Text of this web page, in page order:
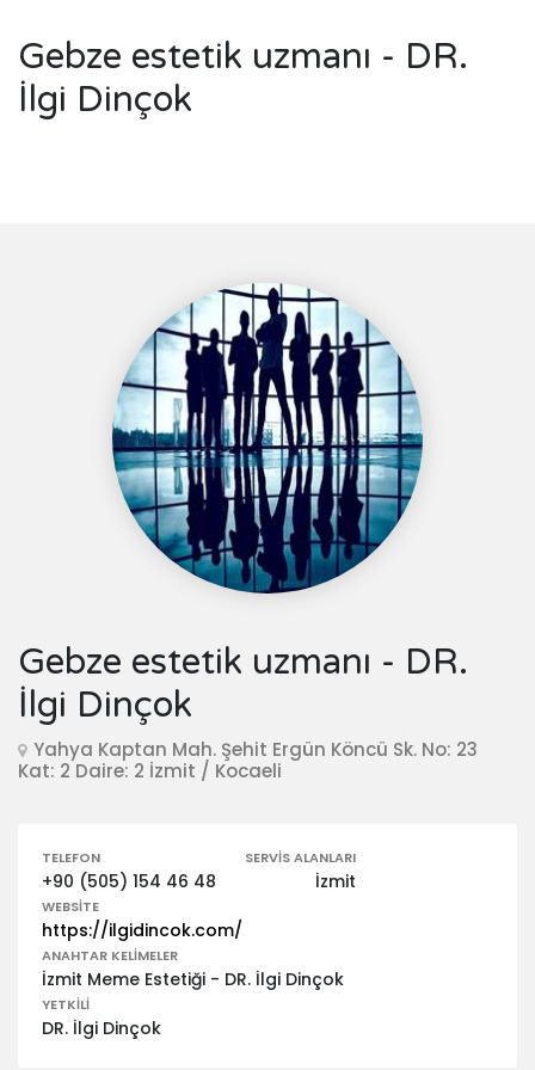
Gebze estetik uzmanı - DR.
İlgi Dinçok
Gebze estetik uzmanı - DR.
İlgi Dinçok
Yahya Kaptan Mah. Şehit Ergün Köncü Sk. No: 23
Kat: 2 Daire: 2 İzmit / Kocaeli
TELEFON
+90 (505) 154 46 48
SERVIS ALANLARI
İzmit
WEBSITE
https://ilgidincok.com/
ANAHTAR KELIMELER
İzmit Meme Estetiği - DR. İlgi Dinçok
YETKILI
DR. İlgi Dinçok